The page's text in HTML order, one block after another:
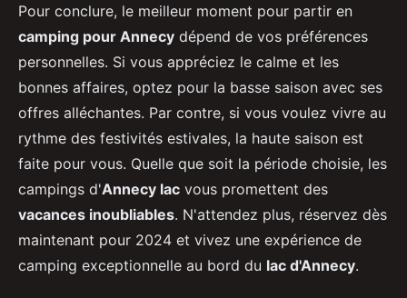
Pour conclure, le meilleur moment pour partir en
camping pour Annecy dépend de vos préférences
personnelles. Si vous appréciez le calme et les
bonnes affaires, optez pour la basse saison avec ses
offres alléchantes. Par contre, si vous voulez vivre au
rythme des festivités estivales, la haute saison est
faite pour vous. Quelle que soit la période choisie, les
campings d'Annecy lac vous promettent des
vacances inoubliables. N'attendez plus, réservez dès
maintenant pour 2024 et vivez une expérience de
camping exceptionnelle au bord du lac d'Annecy.